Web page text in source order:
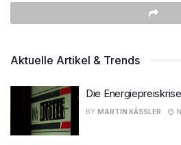
Aktuelle Artikel & Trends
Die Energiepreiskrise
BY MARTIN KÄSSLER